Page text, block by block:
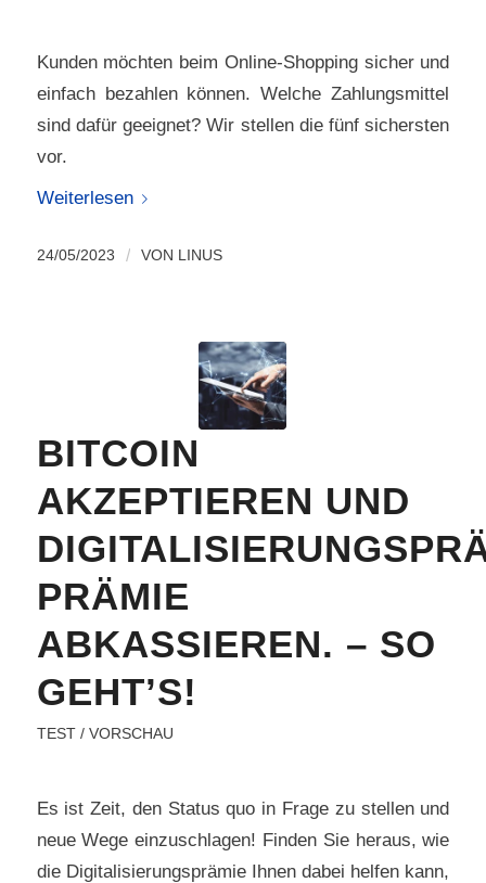
Kunden möchten beim Online-Shopping sicher und
einfach bezahlen können. Welche Zahlungsmittel
sind dafür geeignet? Wir stellen die fünf sichersten
vor.
Weiterlesen
24/05/2023 / VON LINUS
BITCOIN
AKZEPTIEREN UND
PRÄMIE
ABKASSIEREN. – SO
GEHT’S!
TEST / VORSCHAU
Es ist Zeit, den Status quo in Frage zu stellen und
neue Wege einzuschlagen! Finden Sie heraus, wie
die Digitalisierungsprämie Ihnen dabei helfen kann,